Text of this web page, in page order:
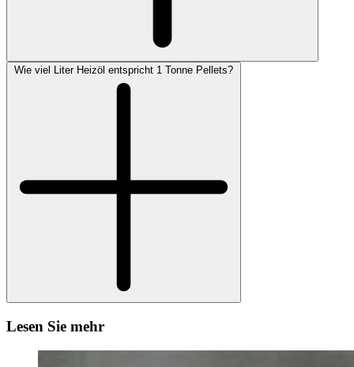
Wie viel Liter Heizöl entspricht 1 Tonne Pellets?
Lesen Sie mehr